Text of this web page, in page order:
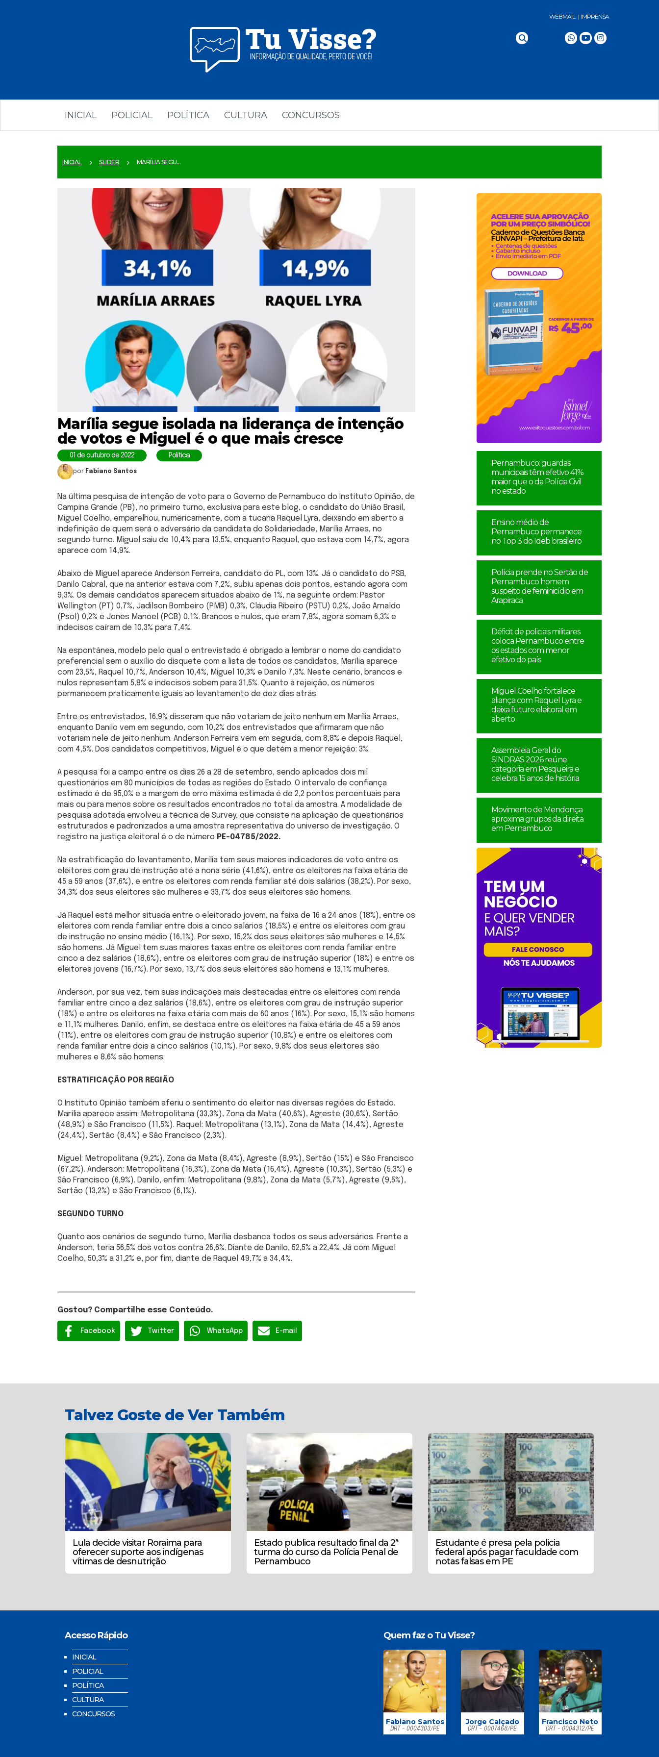
WEBMAIL | IMPRENSA
INICIAL POLICIAL POLÍTICA CULTURA CONCURSOS
INICIAL SLIDER MARÍLIA SEGU...
Marília segue isolada na liderança de intenção
de votos e Miguel é o que mais cresce
01 de outubro de 2022 Política
por Fabiano Santos
Na última pesquisa de intenção de voto para o Governo de Pernambuco do Instituto Opinião, de
Campina Grande (PB), no primeiro turno, exclusiva para este blog, o candidato do União Brasil,
Miguel Coelho, emparelhou, numericamente, com a tucana Raquel Lyra, deixando em aberto a
indefinição de quem será o adversário da candidata do Solidariedade, Marília Arraes, no
segundo turno. Miguel saiu de 10,4% para 13,5%, enquanto Raquel, que estava com 14,7%, agora
aparece com 14,9%.
Abaixo de Miguel aparece Anderson Ferreira, candidato do PL, com 13%. Já o candidato do PSB,
Danilo Cabral, que na anterior estava com 7,2%, subiu apenas dois pontos, estando agora com
9,3%. Os demais candidatos aparecem situados abaixo de 1%, na seguinte ordem: Pastor
Wellington (PT) 0,7%, Jadilson Bombeiro (PMB) 0,3%, Cláudia Ribeiro (PSTU) 0,2%, João Arnaldo
(Psol) 0,2% e Jones Manoel (PCB) 0,1%. Brancos e nulos, que eram 7,8%, agora somam 6,3% e
indecisos caíram de 10,3% para 7,4%.
Na espontânea, modelo pelo qual o entrevistado é obrigado a lembrar o nome do candidato
preferencial sem o auxílio do disquete com a lista de todos os candidatos, Marília aparece
com 23,5%, Raquel 10,7%, Anderson 10,4%, Miguel 10,3% e Danilo 7,3%. Neste cenário, brancos e
nulos representam 5,8% e indecisos sobem para 31,5%. Quanto à rejeição, os números
permanecem praticamente iguais ao levantamento de dez dias atrás.
Entre os entrevistados, 16,9% disseram que não votariam de jeito nenhum em Marília Arraes,
enquanto Danilo vem em segundo, com 10,2% dos entrevistados que afirmaram que não
votariam nele de jeito nenhum. Anderson Ferreira vem em seguida, com 8,8% e depois Raquel,
com 4,5%. Dos candidatos competitivos, Miguel é o que detém a menor rejeição: 3%.
A pesquisa foi a campo entre os dias 26 a 28 de setembro, sendo aplicados dois mil
questionários em 80 municípios de todas as regiões do Estado. O intervalo de confiança
estimado é de 95,0% e a margem de erro máxima estimada é de 2,2 pontos percentuais para
mais ou para menos sobre os resultados encontrados no total da amostra. A modalidade de
pesquisa adotada envolveu a técnica de Survey, que consiste na aplicação de questionários
estruturados e padronizados a uma amostra representativa do universo de investigação. O
registro na justiça eleitoral é o de número PE-04785/2022.
Na estratificação do levantamento, Marília tem seus maiores indicadores de voto entre os
eleitores com grau de instrução até a nona série (41,6%), entre os eleitores na faixa etária de
45 a 59 anos (37,6%), e entre os eleitores com renda familiar até dois salários (38,2%). Por sexo,
34,3% dos seus eleitores são mulheres e 33,7% dos seus eleitores são homens.
Já Raquel está melhor situada entre o eleitorado jovem, na faixa de 16 a 24 anos (18%), entre os
eleitores com renda familiar entre dois a cinco salários (18,5%) e entre os eleitores com grau
de instrução no ensino médio (16,1%). Por sexo, 15,2% dos seus eleitores são mulheres e 14,5%
são homens. Já Miguel tem suas maiores taxas entre os eleitores com renda familiar entre
cinco a dez salários (18,6%), entre os eleitores com grau de instrução superior (18%) e entre os
eleitores jovens (16,7%). Por sexo, 13,7% dos seus eleitores são homens e 13,1% mulheres.
Anderson, por sua vez, tem suas indicações mais destacadas entre os eleitores com renda
familiar entre cinco a dez salários (18,6%), entre os eleitores com grau de instrução superior
(18%) e entre os eleitores na faixa etária com mais de 60 anos (16%). Por sexo, 15,1% são homens
e 11,1% mulheres. Danilo, enfim, se destaca entre os eleitores na faixa etária de 45 a 59 anos
(11%), entre os eleitores com grau de instrução superior (10,8%) e entre os eleitores com
renda familiar entre dois a cinco salários (10,1%). Por sexo, 9,8% dos seus eleitores são
mulheres e 8,6% são homens.
ESTRATIFICAÇÃO POR REGIÃO
O Instituto Opinião também aferiu o sentimento do eleitor nas diversas regiões do Estado.
Marília aparece assim: Metropolitana (33,3%), Zona da Mata (40,6%), Agreste (30,6%), Sertão
(48,9%) e São Francisco (11,5%). Raquel: Metropolitana (13,1%), Zona da Mata (14,4%), Agreste
(24,4%), Sertão (8,4%) e São Francisco (2,3%).
Miguel: Metropolitana (9,2%), Zona da Mata (8,4%), Agreste (8,9%), Sertão (15%) e São Francisco
(67,2%). Anderson: Metropolitana (16,3%), Zona da Mata (16,4%), Agreste (10,3%), Sertão (5,3%) e
São Francisco (6,9%). Danilo, enfim: Metropolitana (9,8%), Zona da Mata (5,7%), Agreste (9,5%),
Sertão (13,2%) e São Francisco (6,1%).
SEGUNDO TURNO
Quanto aos cenários de segundo turno, Marília desbanca todos os seus adversários. Frente a
Anderson, teria 56,5% dos votos contra 26,6%. Diante de Danilo, 52,5% a 22,4%. Já com Miguel
Coelho, 50,3% a 31,2% e, por fim, diante de Raquel 49,7% a 34,4%.
Gostou? Compartilhe esse Conteúdo.
Facebook Twitter WhatsApp E-mail
Pernambuco: guardas
municipais têm efetivo 41%
maior que o da Polícia Civil
no estado
Ensino médio de
Pernambuco permanece
no Top 3 do Ideb brasileiro
Polícia prende no Sertão de
Pernambuco homem
suspeito de feminicídio em
Arapiraca
Déficit de policiais militares
coloca Pernambuco entre
os estados com menor
efetivo do país
Miguel Coelho fortalece
aliança com Raquel Lyra e
deixa futuro eleitoral em
aberto
Assembleia Geral do
SINDRAS 2026 reúne
categoria em Pesqueira e
celebra 15 anos de história
Movimento de Mendonça
aproxima grupos da direita
em Pernambuco
Talvez Goste de Ver Também
Lula decide visitar Roraima para
oferecer suporte aos indígenas
vítimas de desnutrição
Estado publica resultado final da 2ª
turma do curso da Polícia Penal de
Pernambuco
Estudante é presa pela policia
federal após pagar faculdade com
notas falsas em PE
Acesso Rápido
INICIAL
POLICIAL
POLÍTICA
CULTURA
CONCURSOS
Quem faz o Tu Visse?
Fabiano Santos
DRT - 0004303/PE
Jorge Calçado
DRT - 0007468/PE
Francisco Neto
DRT - 0004312/PE